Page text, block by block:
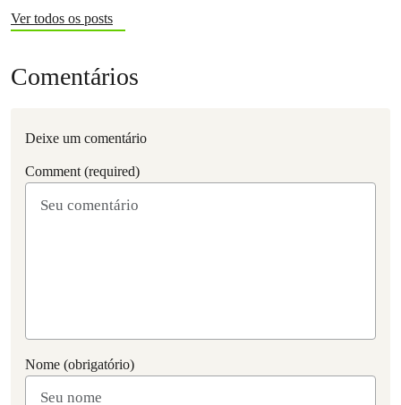
Ver todos os posts
Comentários
Deixe um comentário
Comment (required)
Nome (obrigatório)